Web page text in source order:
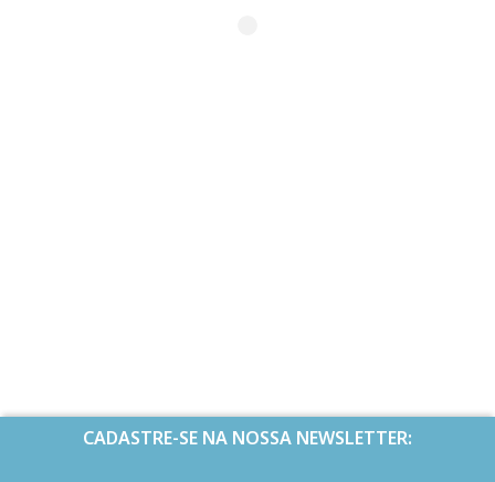
CADASTRE-SE NA NOSSA NEWSLETTER: